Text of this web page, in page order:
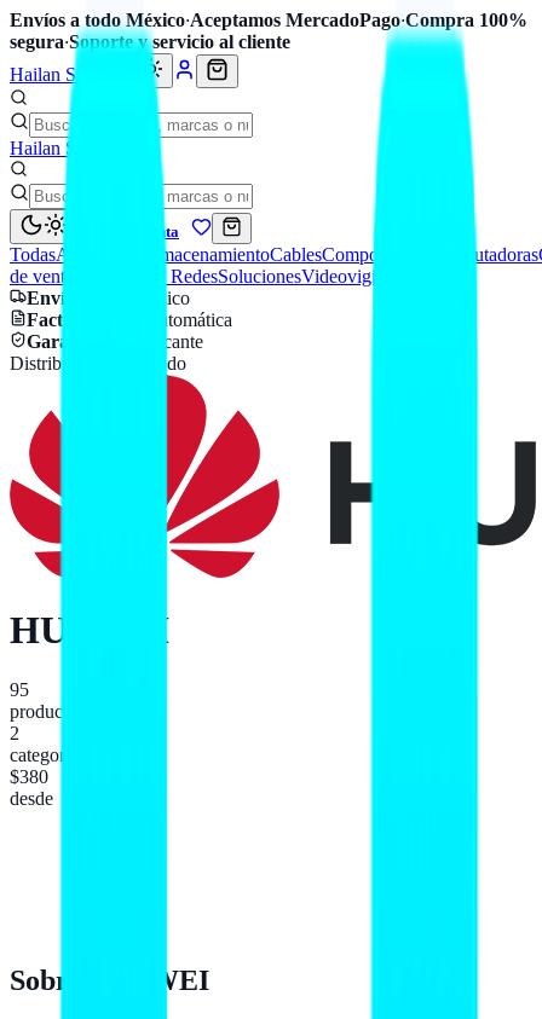
Envíos a todo México·Aceptamos MercadoPago·Compra 100%
segura·Soporte y servicio al cliente
Hailan Store
Hailan Store
Mi cuenta
TodasAccesorios AlmacenamientoCablesComponentes Computadoras
de venta
Seguridad y RedesSolucionesVideovigilancia
Envío
a todo México
Factura CFDI
automática
Garantía
de fabricante
Distribuidor autorizado
HUAWEI
95
productos
2
categorías
$380
desde
Sobre HUAWEI